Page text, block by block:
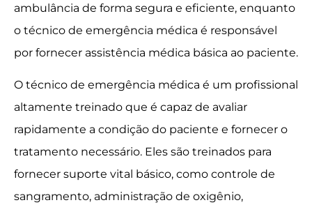
ambulância de forma segura e eficiente, enquanto
o técnico de emergência médica é responsável
por fornecer assistência médica básica ao paciente.
O técnico de emergência médica é um profissional
altamente treinado que é capaz de avaliar
rapidamente a condição do paciente e fornecer o
tratamento necessário. Eles são treinados para
fornecer suporte vital básico, como controle de
sangramento, administração de oxigênio,